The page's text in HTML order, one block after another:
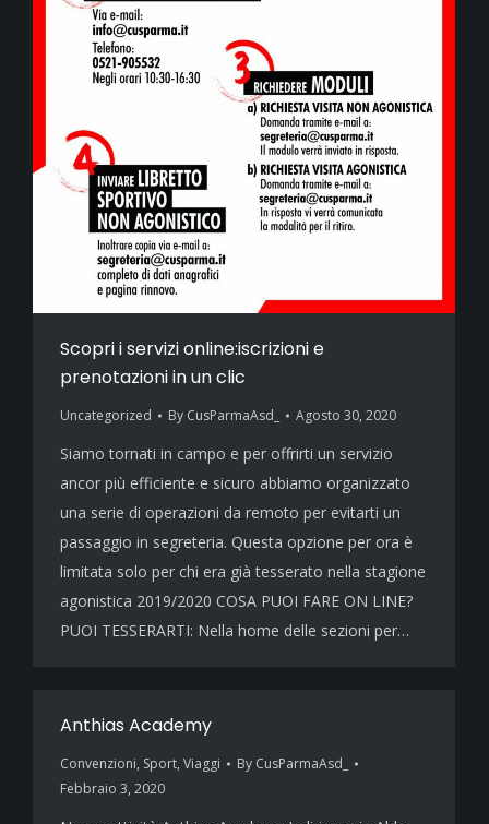
Scopri i servizi online:iscrizioni e
prenotazioni in un clic
Uncategorized By CusParmaAsd_ Agosto 30, 2020
Siamo tornati in campo e per offrirti un servizio
ancor più efficiente e sicuro abbiamo organizzato
una serie di operazioni da remoto per evitarti un
passaggio in segreteria. Questa opzione per ora è
limitata solo per chi era già tesserato nella stagione
agonistica 2019/2020 COSA PUOI FARE ON LINE?
PUOI TESSERARTI: Nella home delle sezioni per…
Anthias Academy
Convenzioni, Sport, Viaggi By CusParmaAsd_
Febbraio 3, 2020